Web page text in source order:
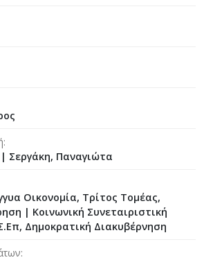
| Σεργάκη, Παναγιώτα
Οικονομία, Τρίτος Τομέας,
| Κοινωνική Συνεταιριστική
Δημοκρατική Διακυβέρνηση